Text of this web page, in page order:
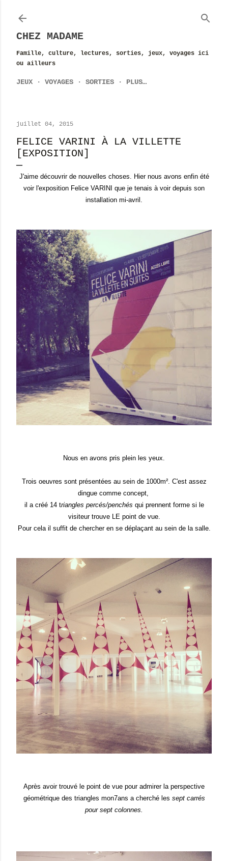
CHEZ MADAME
Famille, culture, lectures, sorties, jeux, voyages ici
ou ailleurs
JEUX VOYAGES SORTIES PLUS…
juillet 04, 2015
FELICE VARINI À LA VILLETTE
[EXPOSITION]
J'aime découvrir de nouvelles choses. Hier nous avons enfin été
voir l'exposition Felice VARINI que je tenais à voir depuis son
installation mi-avril.
Nous en avons pris plein les yeux.
Trois oeuvres sont présentées au sein de 1000m². C'est assez
dingue comme concept,
il a créé 14 triangles percés/penchés qui prennent forme si le
visiteur trouve LE point de vue.
Pour cela il suffit de chercher en se déplaçant au sein de la salle.
Après avoir trouvé le point de vue pour admirer la perspective
géométrique des triangles mon7ans a cherché les sept carrés
pour sept colonnes.